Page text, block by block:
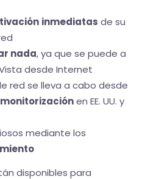
inmediatas de su
nada, ya que se puede a
desde Internet
red se lleva a cabo desde
en EE. UU. y
mediante los
disponibles para